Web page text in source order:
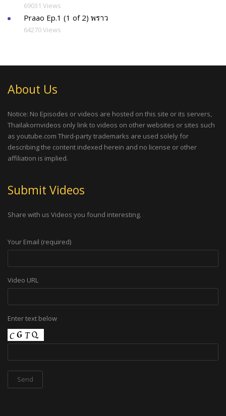
69031 Views
Praao Ep.1 (1 of 2) พราว
64270 Views
About Us
Notice: No Episodes or videos are hosted on this site or its servers,
Thailakornvideos only link to videos on other websites or sites such
as youtube.com Third-party trademarks are used solely for
describing the content indexed herein and no license or other
affiliation is implied.
Submit Videos
Share with us Videos you found interesting.
Your Email (required)
Video URL
Enter text below